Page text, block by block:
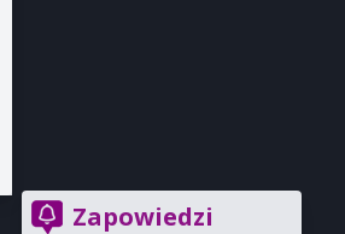
Zapowiedzi